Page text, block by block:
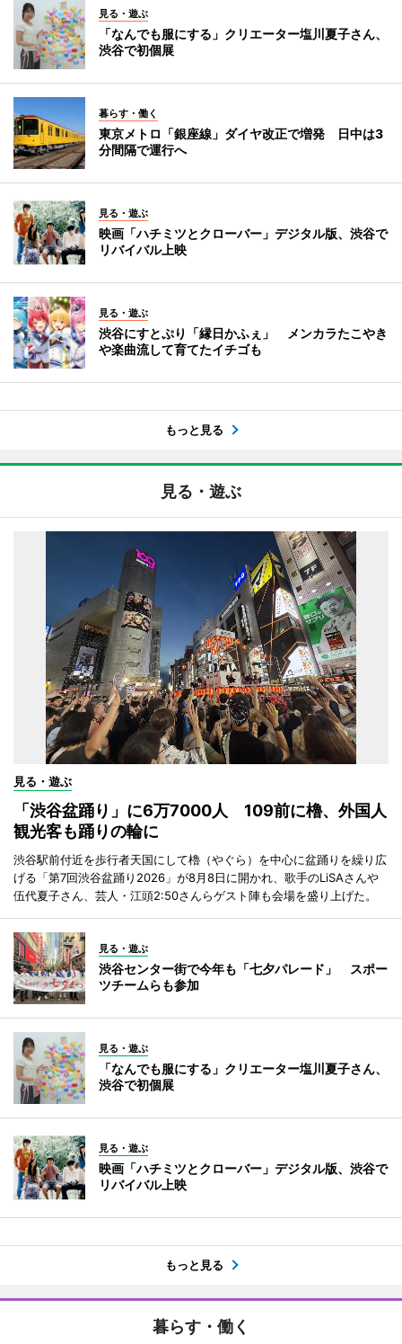
見る・遊ぶ
「なんでも服にする」クリエーター塩川夏子さん、
渋谷で初個展
暮らす・働く
東京メトロ「銀座線」ダイヤ改正で増発 日中は3
分間隔で運行へ
見る・遊ぶ
映画「ハチミツとクローバー」デジタル版、渋谷で
リバイバル上映
見る・遊ぶ
渋谷にすとぷり「縁日かふぇ」 メンカラたこやき
や楽曲流して育てたイチゴも
もっと見る
見る・遊ぶ
見る・遊ぶ
「渋谷盆踊り」に6万7000人 109前に櫓、外国人
観光客も踊りの輪に
渋谷駅前付近を歩行者天国にして櫓（やぐら）を中心に盆踊りを繰り広
げる「第7回渋谷盆踊り2026」が8月8日に開かれ、歌手のLiSAさんや
伍代夏子さん、芸人・江頭2:50さんらゲスト陣も会場を盛り上げた。
見る・遊ぶ
渋谷センター街で今年も「七夕パレード」 スポー
ツチームらも参加
見る・遊ぶ
「なんでも服にする」クリエーター塩川夏子さん、
渋谷で初個展
見る・遊ぶ
映画「ハチミツとクローバー」デジタル版、渋谷で
リバイバル上映
もっと見る
暮らす・働く